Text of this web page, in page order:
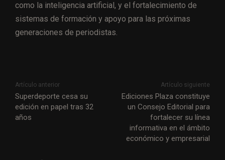
como la inteligencia artificial, y el fortalecimiento de
sistemas de formación y apoyo para las próximas
generaciones de periodistas.
Artículo anterior
Superdeporte cesa su
edición en papel tras 32
años
Artículo siguiente
Ediciones Plaza constituye
un Consejo Editorial para
fortalecer su línea
informativa en el ámbito
económico y empresarial